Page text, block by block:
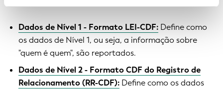
Dados de Nível 1 - Formato LEI-CDF: Define como
os dados de Nível 1, ou seja, a informação sobre
"quem é quem", são reportados.
Dados de Nível 2 - Formato CDF do Registro de
Relacionamento (RR-CDF): Define como os dados